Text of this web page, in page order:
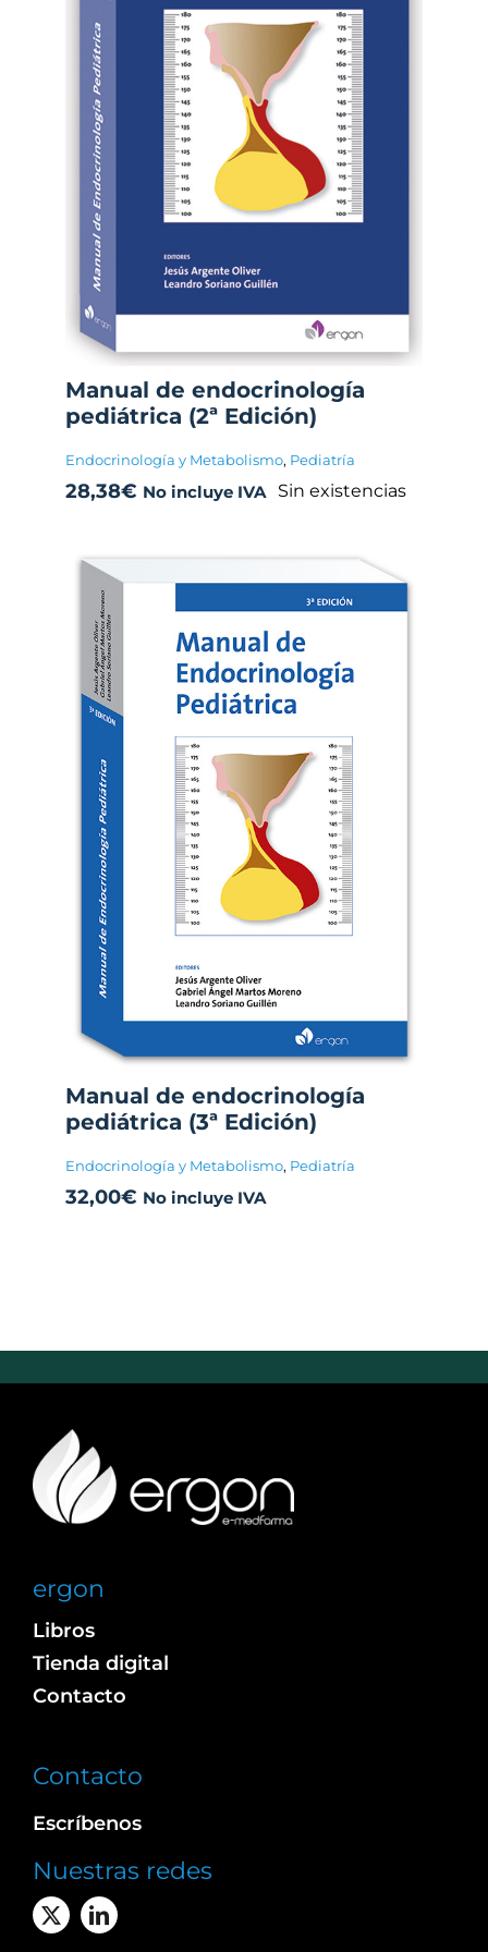
Manual de endocrinología
pediátrica (2ª Edición)
Endocrinología y Metabolismo, Pediatría
28,38€ No incluye IVA Sin existencias
Manual de endocrinología
pediátrica (3ª Edición)
Endocrinología y Metabolismo, Pediatría
32,00€ No incluye IVA
ergon
Libros
Tienda digital
Contacto
Contacto
Escríbenos
Nuestras redes